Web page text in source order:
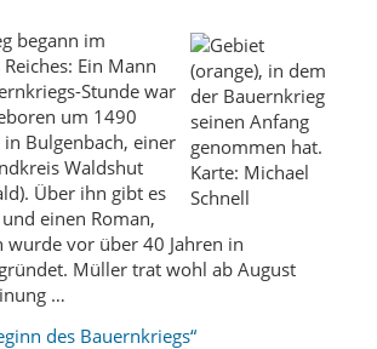
begann im
Ein Mann
Stunde war
um 1490
Bulgenbach, einer
Waldshut
Über ihn gibt es
einen Roman,
wurde vor über 40 Jahren in
Müller trat wohl ab August
…
des Bauernkriegs“